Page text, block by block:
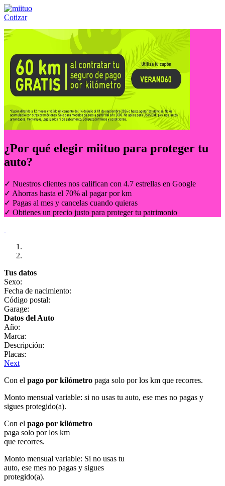
Cotizar
Llámanos al:(55) 84-21-05-00 ó
¿Por qué elegir miituo para proteger tu
auto?
✓ Nuestros clientes nos califican con 4.7 estrellas en Google
✓ Ahorras hasta el 70% al pagar por km
✓ Pagas al mes y cancelas cuando quieras
✓ Obtienes un precio justo para proteger tu patrimonio
Tus datos
Sexo:
Fecha de nacimiento:
Código postal:
Garage:
Datos del Auto
Año:
Marca:
Descripción:
Placas:
Next
Con el pago por kilómetro paga solo por los km que recorres.
Monto mensual variable: si no usas tu auto, ese mes no pagas y
sigues protegido(a).
Con el pago por kilómetro
paga solo por los km
que recorres.
Monto mensual variable: Si no usas tu
auto, ese mes no pagas y sigues
protegido(a).